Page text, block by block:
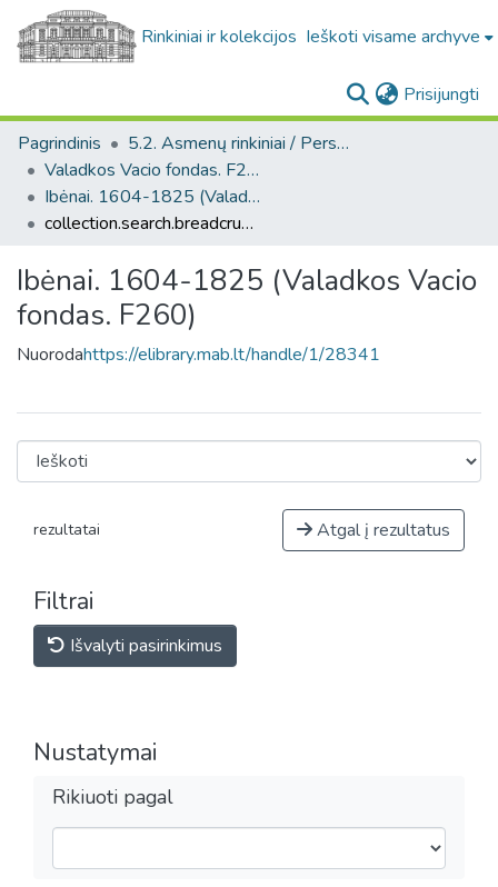
Rinkiniai ir kolekcijos Ieškoti visame archyve
Prisijungti
Pagrindinis
5.2. Asmenų rinkiniai / Personal collections
Valadkos Vacio fondas. F260
Ibėnai. 1604-1825 (Valadkos Vacio fondas. F260)
collection.search.breadcrumbs
Ibėnai. 1604-1825 (Valadkos Vacio
fondas. F260)
Nuorodahttps://elibrary.mab.lt/handle/1/28341
rezultatai Atgal į rezultatus
Filtrai
Išvalyti pasirinkimus
Nustatymai
Rikiuoti pagal